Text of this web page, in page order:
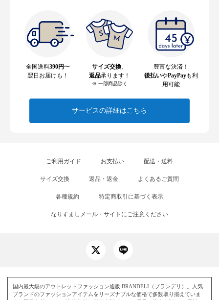
全国送料390円〜
翌日お届けも！
サイズ交換、
返品承ります！
※ 一部商品除く
豊富な決済！
後払いやPayPayも利
用可能
サービスの詳細はこちら
ご利用ガイド お支払い 配送・送料
サイズ交換 返品・返金 よくあるご質問
各種規約 特定商取引に基づく表示
なりすましメール・サイトにご注意ください
国内最大級のアウトレットファッション通販 BRANDELI（ブランデリ）。人気
ブランドのファッションアイテムをリーズナブルな価格で多数取り揃えていま